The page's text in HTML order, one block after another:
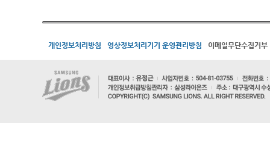
개인정보처리방침 영상정보처리기기 운영관리방침 이메일무단수집거부